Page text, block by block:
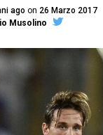
ago on 26 Marzo 2017
Musolino